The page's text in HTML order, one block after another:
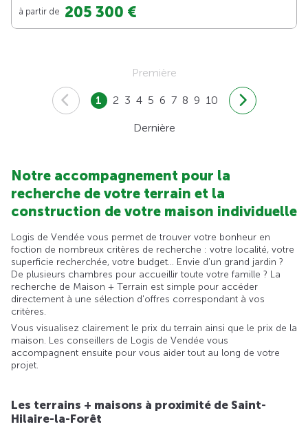
à partir de 205 300 €
Première
1 2 3 4 5 6 7 8 9 10
Dernière
Notre accompagnement pour la
recherche de votre terrain et la
construction de votre maison individuelle
Logis de Vendée vous permet de trouver votre bonheur en
foction de nombreux critères de recherche : votre localité, votre
superficie recherchée, votre budget... Envie d'un grand jardin ?
De plusieurs chambres pour accueillir toute votre famille ? La
recherche de Maison + Terrain est simple pour accéder
directement à une sélection d'offres correspondant à vos
critères.
Vous visualisez clairement le prix du terrain ainsi que le prix de la
maison. Les conseillers de Logis de Vendée vous
accompagnent ensuite pour vous aider tout au long de votre
projet.
Les terrains + maisons à proximité de Saint-
Hilaire-la-Forêt